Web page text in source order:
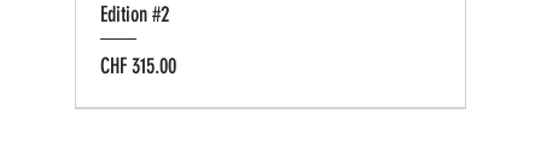
Edition #2
Preis
CHF 315.00